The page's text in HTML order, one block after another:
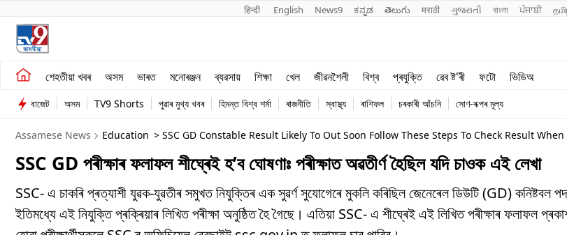
हिन्दी English News9 ಕನ್ನಡ తెలుగు मराठी ગુજરાતી বাংলা ਪੰਜਾਬੀ
শেহতীয়া খবৰ অসম ভাৰত মনোৰঞ্জন ব্যৱসায় শিক্ষা খেল জীৱনশৈলী বিশ্ব প্ৰযুক্তি ৱেব ষ্ট'ৰী ফটো ভিডিঅ
শেহতীয়া খবৰ
অসম
ভাৰত
ব্যৱসায়
খেল
জীৱনশৈলী
বাজেট অসম TV9 Shorts পুৱাৰ মুখ্য খবৰ হিমন্ত বিশ্ব শৰ্মা ৰাজনীতি স্বাস্থ্য ৰাশিফল চৰকাৰী আঁচনি সোণ-ৰূপৰ মূল্য
Assamese News Education > SSC GD Constable Result Likely To Out Soon Follow These Steps To Check Result
SSC GD পৰীক্ষাৰ ফলাফল শীঘ্ৰেই হ’ব ঘোষণাঃ পৰীক্ষাত অৱতীৰ্ণ হৈছিল যদি চাওক এই লেখা
SSC- এ চাকৰি প্ৰত্যাশী যুৱক-যুৱতীৰ সমুখত নিযুক্তিৰ এক সুৱৰ্ণ সুযোগেৰে মুকলি কৰিছিল জেনেৰেল ডিউটি (GD) কনিষ্টবল
ইতিমধ্যে এই নিযুক্তি প্ৰক্ৰিয়াৰ লিখিত পৰীক্ষা অনুষ্ঠিত হৈ গৈছে। এতিয়া SSC- এ শীঘ্ৰেই এই লিখিত পৰীক্ষাৰ ফলাফল